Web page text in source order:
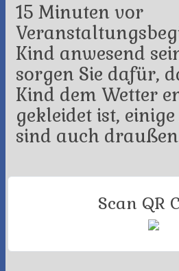
15 Minuten vor
Kind anwesend
sorgen Sie dafür,
Kind dem Wetter
gekleidet ist,
sind auch
Scan QR